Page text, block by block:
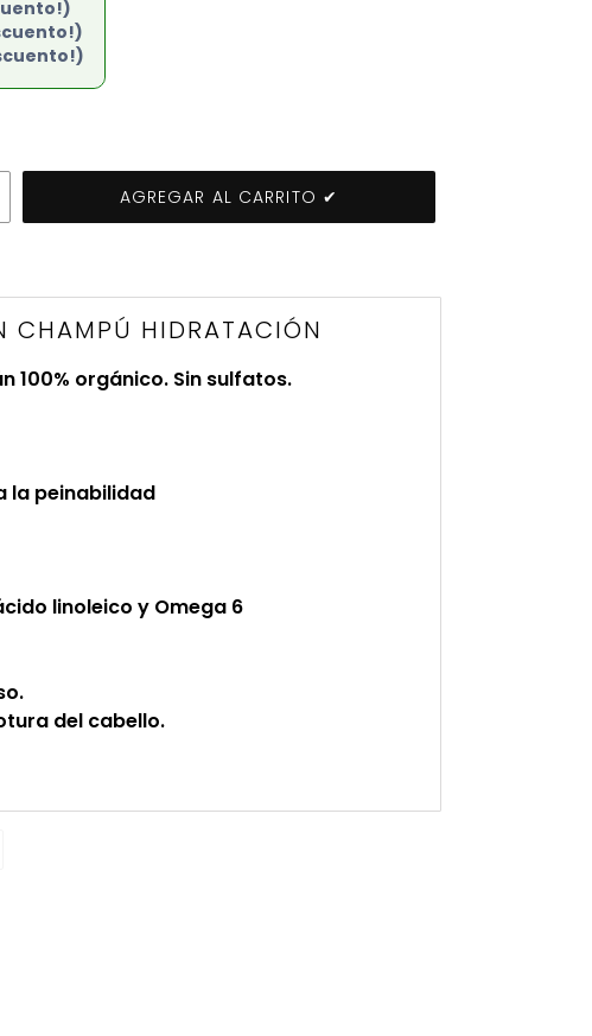
AGREGAR AL CARRITO ✔
CHAMPÚ HIDRATACIÓN
100% orgánico. Sin sulfatos.
la peinabilidad
linoleico y Omega 6
del cabello.